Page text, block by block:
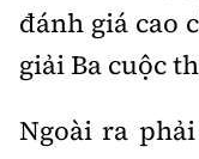
đánh giá cao
giải Ba cuộc
Ngoài ra